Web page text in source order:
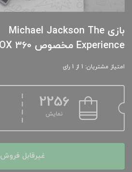
بازی Michael Jackson The
Experience مخصوص XBOX 360
امتیاز مشتریان: 1 از 1 رای
2256
نمایش
غیرقابل فروش